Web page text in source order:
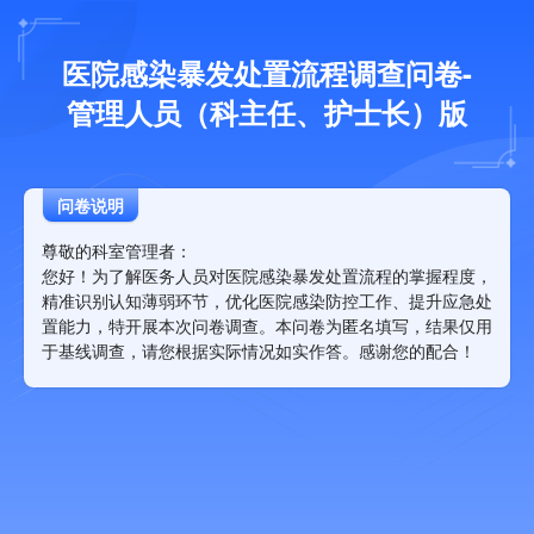
医院感染暴发处置流程调查问卷-
管理人员（科主任、护士长）版
问卷说明
尊敬的科室管理者：
您好！为了解医务人员对医院感染暴发处置流程的掌握程度，
精准识别认知薄弱环节，优化医院感染防控工作、提升应急处
置能力，特开展本次问卷调查。本问卷为匿名填写，结果仅用
于基线调查，请您根据实际情况如实作答。感谢您的配合！